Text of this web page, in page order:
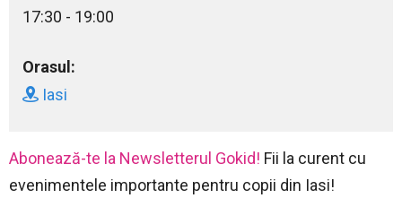
17:30 - 19:00
Orasul:
Iasi
Abonează-te la Newsletterul Gokid! Fii la curent cu
evenimentele importante pentru copii din Iasi!